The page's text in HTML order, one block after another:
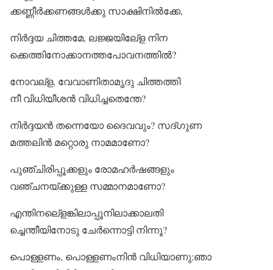
ക്കണ്ണീര്‍ക്കണങ്ങള്‍ക്കു സാക്ഷിനില്‍ക്കേ,
നിര്‍ദ്ദയ ചിത്തമേ, ലജ്ജയിലേ്‌ള നിന
ക്കെത്തിനോക്കാനത്തപോവനത്തില്‍?
നോവല്‌ള, വേവാണിതാമൃദു ചിത്തത്തി
നീ വിധിയീശന്‍ വിധിച്ചതെന്തേ?
നിര്‍ദ്ദയന്‍ തന്നെയോ ദൈവവും? സദ്ഗുണ
മത്തലിന്‍ മറ്റൊരു നാമമാണോ?
പുഞ്ചിരിപ്പൂക്കളും രോമഹര്‍ഷങ്ങളും
വഞ്ചനയ്ക്കുള്ള സമ്മാനമാണോ?
എന്തിനലെ്‌ളങ്കിലാപ്പൂനിലാക്കാലതി
ച്ചെന്തീയിനോടു ചേര്‍ന്നൊട്ടി നിന്നൂ?
പൊള്ളണം, പൊള്ളണംനിന്‍ വിധിയാണു;ഞാ